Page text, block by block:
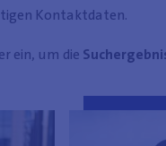
Kontaktdaten.
ein, um die